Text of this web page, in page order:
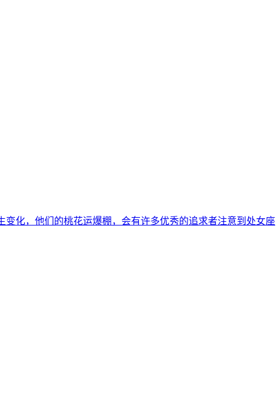
化，他们的桃花运爆棚，会有许多优秀的追求者注意到处女座